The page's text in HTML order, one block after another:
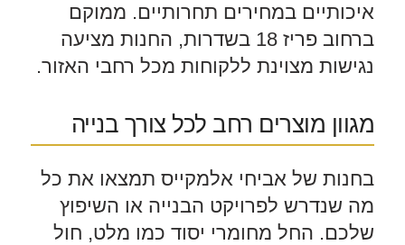
איכותיים במחירים תחרותיים. ממוקם
ברחוב פריז 18 בשדרות, החנות מציעה
נגישות מצוינת ללקוחות מכל רחבי האזור.
מגוון מוצרים רחב לכל צורך בנייה
בחנות של אביחי אלמקייס תמצאו את כל
מה שנדרש לפרויקט הבנייה או השיפוץ
שלכם. החל מחומרי יסוד כמו מלט, חול